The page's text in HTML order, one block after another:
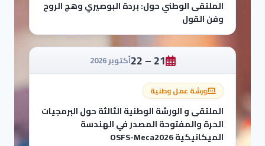
الملتقى الوطني حول: بردة البوصيري وهج الروح
وفن القول
21 – 22 أكتوبر 2026
ورشة عمل وطنية
الملتقى و الورشة الوطنية الثالثة حول البرمجيات
الحرة والمفتوحة المصدر في الهندسة
الميكانيكية OSFS-Meca2026